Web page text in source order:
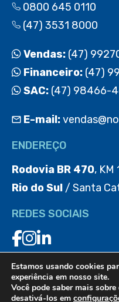
0800 645 0110
(47) 3531 8000
Vendas: (47)
Financeiro: (47)
SAC: (47) 98466-
E-mail:
ENDEREÇO
Rodovia BR 470,
Rio do Sul / Santa
REDES SOCIAIS
BAIXE O APP
Estamos usando cookies
experiência em nosso site.
Você pode saber mais
desativá-los em